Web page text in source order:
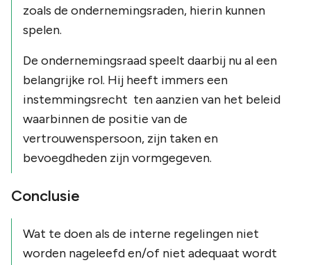
zoals de ondernemingsraden, hierin kunnen
spelen.
De ondernemingsraad speelt daarbij nu al een
belangrijke rol. Hij heeft immers een
instemmingsrecht ten aanzien van het beleid
waarbinnen de positie van de
vertrouwenspersoon, zijn taken en
bevoegdheden zijn vormgegeven.
Conclusie
Wat te doen als de interne regelingen niet
worden nageleefd en/of niet adequaat wordt